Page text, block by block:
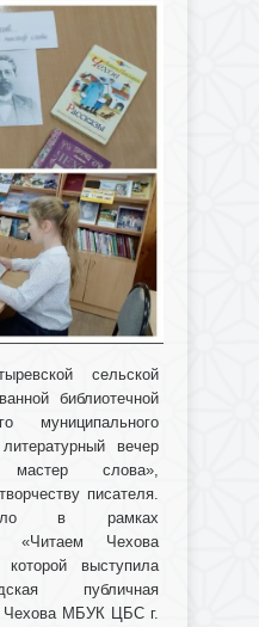
сельской
библиотечной
муниципального
вечер
мастер слова»,
писателя.
в рамках
«Читаем Чехова
которой выступила
публичная
Чехова МБУК ЦБС г.